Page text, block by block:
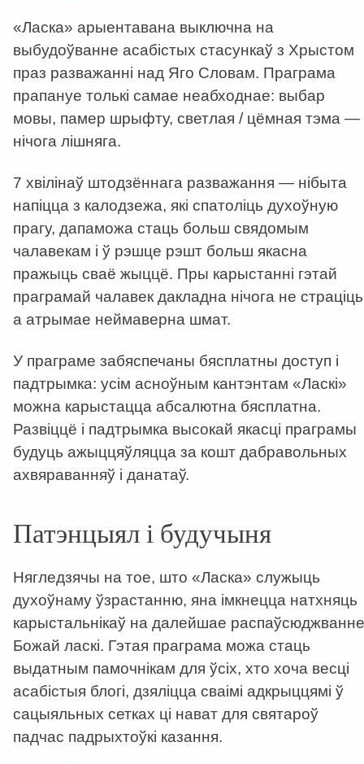
«Ласка» арыентавана выключна на
выбудоўванне асабістых стасункаў з Хрыстом
праз разважанні над Яго Словам. Праграма
прапануе толькі самае неабходнае: выбар
мовы, памер шрыфту, светлая / цёмная тэма —
нічога лішняга.
7 хвілінаў штодзённага разважання — нібыта
напіцца з калодзежа, які спатоліць духоўную
прагу, дапаможа стаць больш свядомым
чалавекам і ў рэшце рэшт больш якасна
пражыць сваё жыццё. Пры карыстанні гэтай
праграмай чалавек дакладна нічога не
а атрымае неймаверна шмат.
У праграме забяспечаны бясплатны доступ і
падтрымка: усім асноўным кантэнтам «Ласкі»
можна карыстацца абсалютна бясплатна.
Развіццё і падтрымка высокай якасці праграмы
будуць ажыццяўляцца за кошт дабравольных
ахвяраванняў і данатаў.
Патэнцыял і будучыня
Нягледзячы на тое, што «Ласка» служыць
духоўнаму ўзрастанню, яна імкнецца натхняць
карыстальнікаў на далейшае распаўсюджванне
Божай ласкі. Гэтая праграма можа стаць
выдатным памочнікам для ўсіх, хто хоча весці
асабістыя блогі, дзяліцца сваімі адкрыццямі ў
сацыяльных сетках ці нават для святароў
падчас падрыхтоўкі казання.